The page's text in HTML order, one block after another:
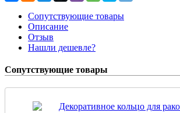
Сопутствующие товары
Описание
Отзыв
Нашли дешевле?
Сопутствующие товары